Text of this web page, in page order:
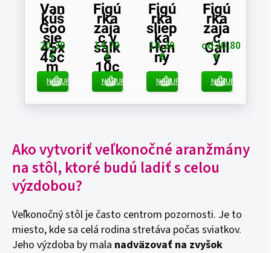
Van
kúš
Goo
sie
45x
45c
m
20,30
€
NAKUPOVAŤ
Figú
rka
zaja
c v
šálk
e
10c
m
14,70
€
NAKUPOVAŤ
Figú
rka
sliep
ka
Hen
ny
10,30
€
NAKUPOVAŤ
Figú
rka
zaja
c
Call
y
od 20,80
€
NAKUPOVAŤ
Ako vytvoriť veľkonočné aranžmány
na stôl, ktoré budú ladiť s celou
výzdobou?
Veľkonočný stôl je často centrom pozornosti. Je to
miesto, kde sa celá rodina stretáva počas sviatkov.
Jeho výzdoba by mala nadväzovať na zvyšok